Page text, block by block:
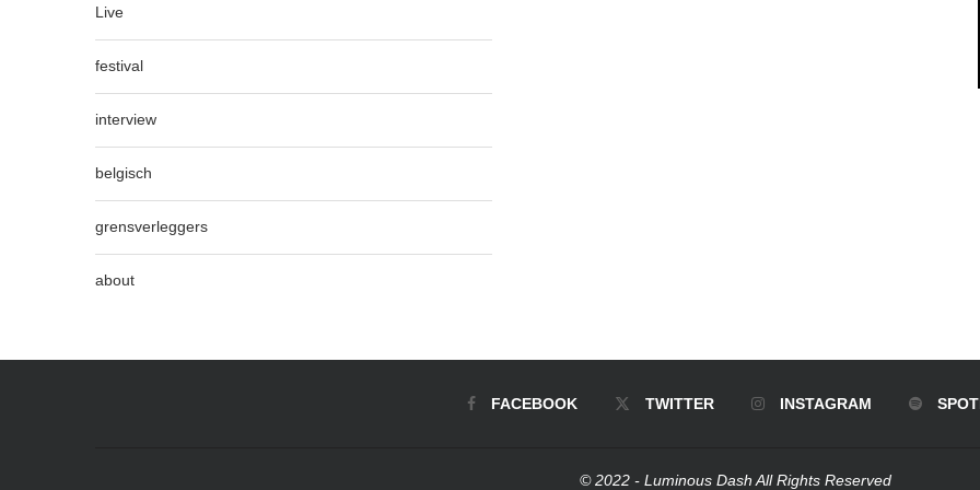
Live
festival
interview
belgisch
grensverleggers
about
FACEBOOK TWITTER INSTAGRAM
© 2022 - Luminous Dash All Rights Reserved